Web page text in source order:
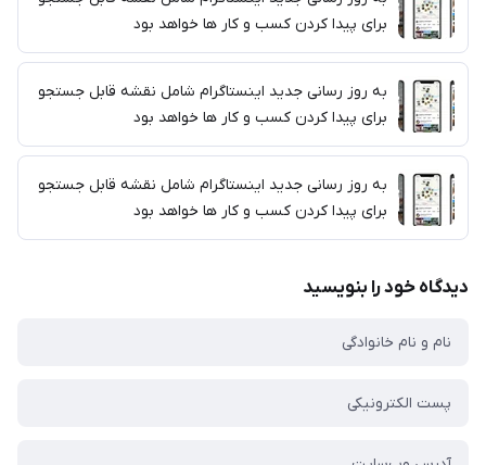
برای پیدا کردن کسب و کار ها خواهد بود
به روز رسانی جدید اینستاگرام شامل نقشه قابل جستجو
برای پیدا کردن کسب و کار ها خواهد بود
به روز رسانی جدید اینستاگرام شامل نقشه قابل جستجو
برای پیدا کردن کسب و کار ها خواهد بود
دیدگاه خود را بنویسید